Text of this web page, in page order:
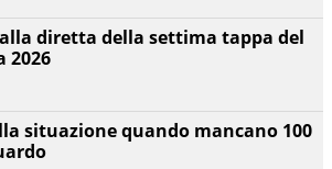
situazione quando mancano 100
diretta della settima tappa del
2026